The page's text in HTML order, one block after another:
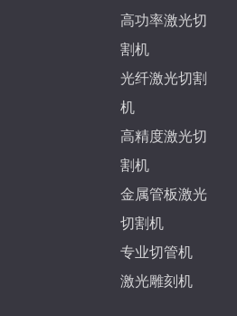
高功率激光切
割机
光纤激光切割
机
高精度激光切
割机
金属管板激光
切割机
专业切管机
激光雕刻机